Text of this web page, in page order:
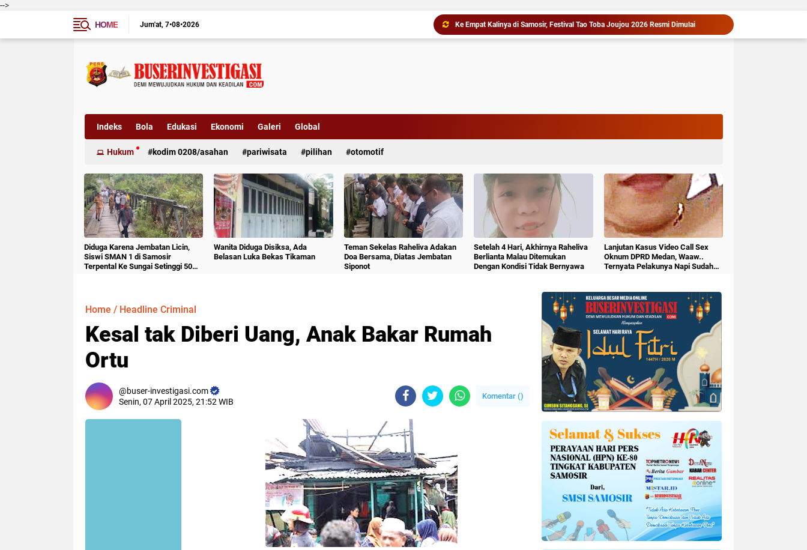
-->
HOME
Jum'at 7•08•2026
Bersama Bupati, Anak-anak Tanjung Morawa Nikmati Pengalaman Pertama Nobar di Bioskop
Cegah Masalah di Masa Depan, Menteri Nusron Ajak Pemda Percepat Sertipikasi Tanah Rumah Ibadah di NTT
Indeks Bola Edukasi Ekonomi Galeri Global
Hukum kodim 0208/asahan pariwisata pilihan otomotif
Diduga Karena Jembatan Licin,
Siswi SMAN 1 di Samosir
Terpental Ke Sungai Setinggi 50
Wanita Diduga Disiksa, Ada
Belasan Luka Bekas Tikaman
Teman Sekelas Raheliva Adakan
Doa Bersama, Diatas Jembatan
Siponot
Setelah 4 Hari, Akhirnya Raheliva
Berlianta Malau Ditemukan
Dengan Kondisi Tidak Bernyawa
Lanjutan Kasus Video Call Sex
Oknum DPRD Medan, Waaw..
Ternyata Pelakunya Napi Sudah
Home / Headline Criminal
Kesal tak Diberi Uang, Anak Bakar Rumah
Ortu
buser-investigasi.com
Senin, 07 April 2025, 21:52 WIB
Komentar ()